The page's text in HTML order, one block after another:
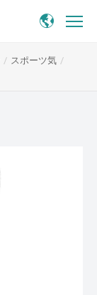
/ スポーツ気 /